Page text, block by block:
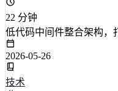
22 分钟
低代码中间件整合架构，
2026-05-26
技术